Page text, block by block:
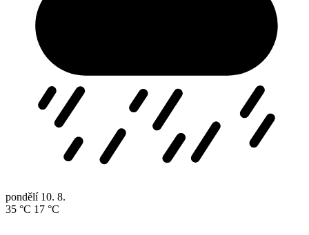
pondělí 10. 8.
35 °C 17 °C